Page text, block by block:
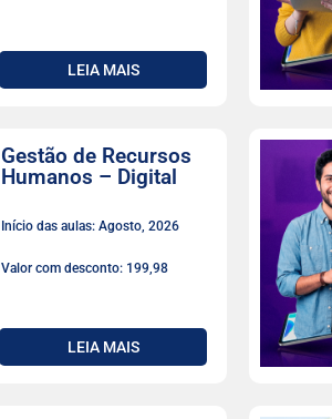
LEIA MAIS
Gestão de Recursos
Humanos – Digital
Início das aulas: Agosto, 2026
Valor com desconto: 199,98
LEIA MAIS